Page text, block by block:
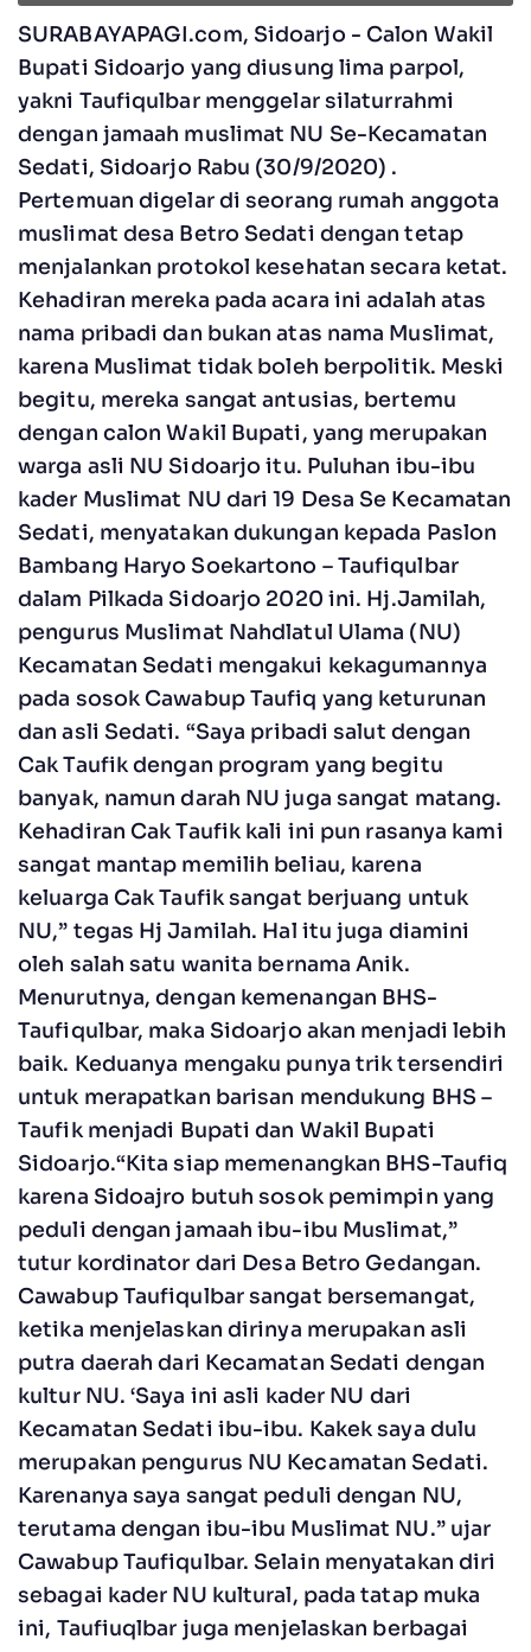
SURABAYAPAGI.com, Sidoarjo - Calon Wakil
Bupati Sidoarjo yang diusung lima parpol,
yakni Taufiqulbar menggelar silaturrahmi
dengan jamaah muslimat NU Se-Kecamatan
Sedati, Sidoarjo Rabu (30/9/2020) .
Pertemuan digelar di seorang rumah anggota
muslimat desa Betro Sedati dengan tetap
menjalankan protokol kesehatan secara ketat.
Kehadiran mereka pada acara ini adalah atas
nama pribadi dan bukan atas nama Muslimat,
karena Muslimat tidak boleh berpolitik. Meski
begitu, mereka sangat antusias, bertemu
dengan calon Wakil Bupati, yang merupakan
warga asli NU Sidoarjo itu. Puluhan ibu-ibu
kader Muslimat NU dari 19 Desa Se Kecamatan
Sedati, menyatakan dukungan kepada Paslon
Bambang Haryo Soekartono – Taufiqulbar
dalam Pilkada Sidoarjo 2020 ini. Hj.Jamilah,
pengurus Muslimat Nahdlatul Ulama (NU)
Kecamatan Sedati mengakui kekagumannya
pada sosok Cawabup Taufiq yang keturunan
dan asli Sedati. “Saya pribadi salut dengan
Cak Taufik dengan program yang begitu
banyak, namun darah NU juga sangat matang.
Kehadiran Cak Taufik kali ini pun rasanya kami
sangat mantap memilih beliau, karena
keluarga Cak Taufik sangat berjuang untuk
NU,” tegas Hj Jamilah. Hal itu juga diamini
oleh salah satu wanita bernama Anik.
Menurutnya, dengan kemenangan BHS-
Taufiqulbar, maka Sidoarjo akan menjadi lebih
baik. Keduanya mengaku punya trik tersendiri
untuk merapatkan barisan mendukung BHS –
Taufik menjadi Bupati dan Wakil Bupati
Sidoarjo.“Kita siap memenangkan BHS-Taufiq
karena Sidoajro butuh sosok pemimpin yang
peduli dengan jamaah ibu-ibu Muslimat,”
tutur kordinator dari Desa Betro Gedangan.
Cawabup Taufiqulbar sangat bersemangat,
ketika menjelaskan dirinya merupakan asli
putra daerah dari Kecamatan Sedati dengan
kultur NU. ‘Saya ini asli kader NU dari
Kecamatan Sedati ibu-ibu. Kakek saya dulu
merupakan pengurus NU Kecamatan Sedati.
Karenanya saya sangat peduli dengan NU,
terutama dengan ibu-ibu Muslimat NU.” ujar
Cawabup Taufiqulbar. Selain menyatakan diri
sebagai kader NU kultural, pada tatap muka
ini, Taufiuqlbar juga menjelaskan berbagai